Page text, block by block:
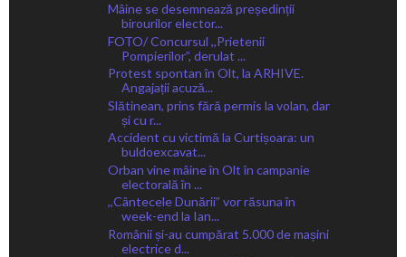
Mâine se desemnează președinții
birourilor elector...
FOTO/ Concursul ,,Prietenii
Pompierilor”, derulat ...
Protest spontan în Olt, la ARHIVE.
Angajații acuză...
Slătinean, prins fără permis la volan, dar
și cu r...
Accident cu victimă la Curtișoara: un
buldoexcavat...
Orban vine mâine în Olt în campanie
electorală în ...
,,Cântecele Dunării” vor răsuna în
week-end la Ian...
Românii și-au cumpărat 5.000 de mașini
electrice d...